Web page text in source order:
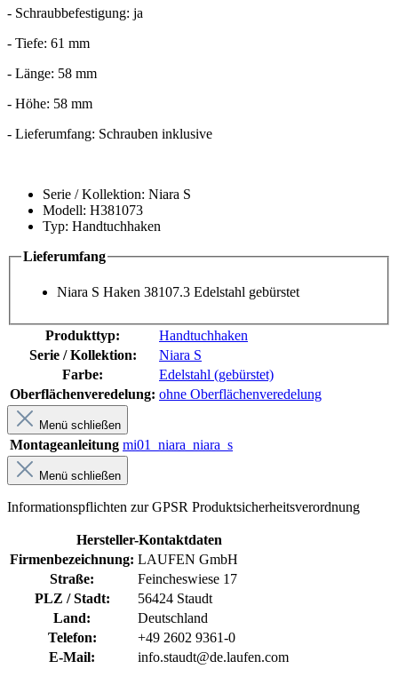
- Schraubbefestigung: ja
- Tiefe: 61 mm
- Länge: 58 mm
- Höhe: 58 mm
- Lieferumfang: Schrauben inklusive
Serie / Kollektion: Niara S
Modell: H381073
Typ: Handtuchhaken
Lieferumfang
Niara S Haken 38107.3 Edelstahl gebürstet
Produkttyp:
Handtuchhaken
Serie / Kollektion:
Niara S
Farbe:
Edelstahl (gebürstet)
Oberflächenveredelung: ohne Oberflächenveredelung
Menü schließen
Montageanleitung mi01_niara_niara_s
Menü schließen
Informationspflichten zur GPSR Produktsicherheitsverordnung
Hersteller-Kontaktdaten
Firmenbezeichnung: LAUFEN GmbH
Straße:
Feincheswiese 17
PLZ / Stadt:
56424 Staudt
Land:
Deutschland
Telefon:
+49 2602 9361-0
E-Mail:
info.staudt@de.laufen.com